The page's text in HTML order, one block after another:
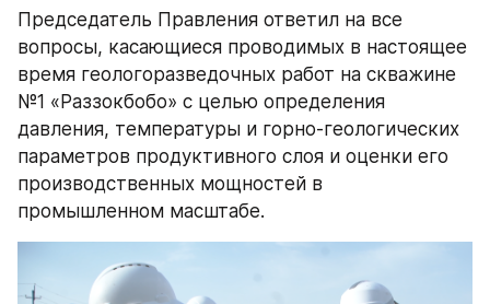
Председатель Правления ответил на все
вопросы, касающиеся проводимых в настоящее
время геологоразведочных работ на скважине
№1 «Раззокбобо» с целью определения
давления, температуры и горно-геологических
параметров продуктивного слоя и оценки его
производственных мощностей в
промышленном масштабе.